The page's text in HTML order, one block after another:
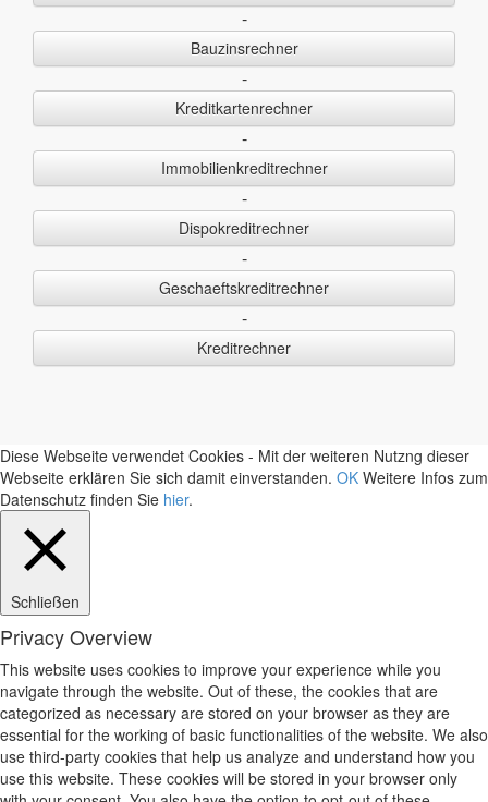
-
Bauzinsrechner
-
Kreditkartenrechner
-
Immobilienkreditrechner
-
Dispokreditrechner
-
Geschaeftskreditrechner
-
Kreditrechner
Diese Webseite verwendet Cookies - Mit der weiteren Nutzng dieser
Webseite erklären Sie sich damit einverstanden. OK Weitere Infos zum
Datenschutz finden Sie hier.
Schließen
Privacy Overview
This website uses cookies to improve your experience while you
navigate through the website. Out of these, the cookies that are
categorized as necessary are stored on your browser as they are
essential for the working of basic functionalities of the website. We also
use third-party cookies that help us analyze and understand how you
use this website. These cookies will be stored in your browser only